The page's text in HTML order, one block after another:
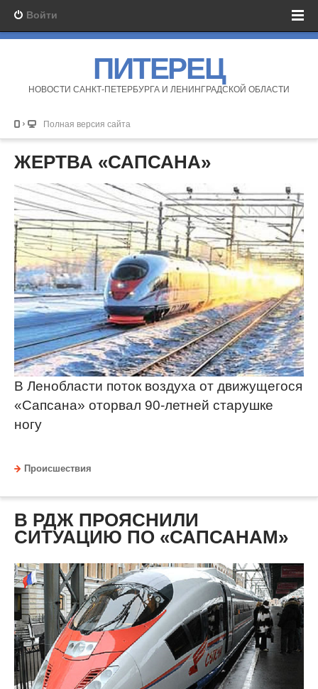
Войти
ПИТЕРЕЦ
НОВОСТИ САНКТ-ПЕТЕРБУРГА И ЛЕНИНГРАДСКОЙ ОБЛАСТИ
Полная версия сайта
ЖЕРТВА «САПСАНА»
В Ленобласти поток воздуха от движущегося
«Сапсана» оторвал 90-летней старушке
ногу
Происшествия
В РДЖ ПРОЯСНИЛИ
СИТУАЦИЮ ПО «САПСАНАМ»